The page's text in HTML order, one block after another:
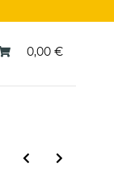
0,00 €